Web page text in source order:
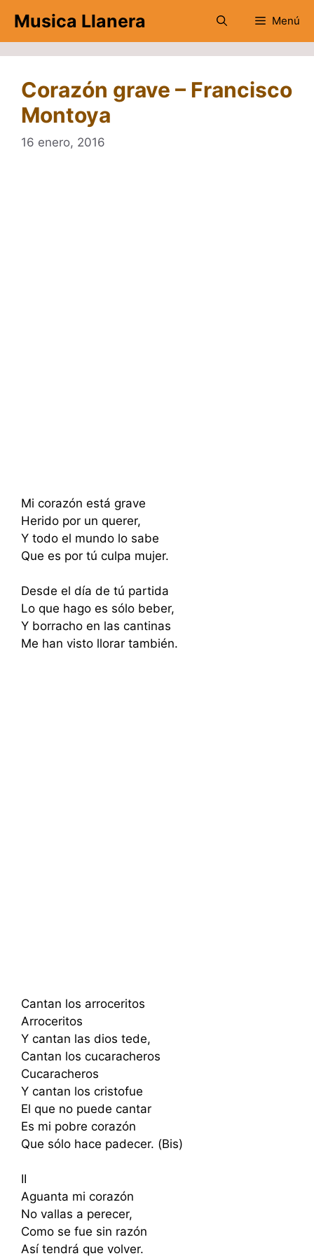
contenido
Musica Llanera Menú
Corazón grave – Francisco
Montoya
16 enero, 2016
Mi corazón está grave
Herido por un querer,
Y todo el mundo lo sabe
Que es por tú culpa mujer.
Desde el día de tú partida
Lo que hago es sólo beber,
Y borracho en las cantinas
Me han visto llorar también.
Cantan los arroceritos
Arroceritos
Y cantan las dios tede,
Cantan los cucaracheros
Cucaracheros
Y cantan los cristofue
El que no puede cantar
Es mi pobre corazón
Que sólo hace padecer. (Bis)
II
Aguanta mi corazón
No vallas a perecer,
Como se fue sin razón
Así tendrá que volver.